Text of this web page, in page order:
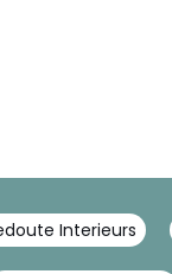
Interieurs